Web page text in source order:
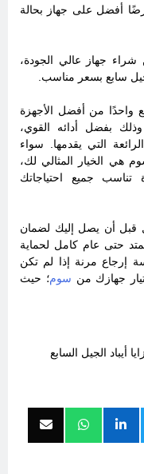
أفضل على جهاز بحالة
شراء جهاز عالي الجودة،
سابع بسعر مناسب.
واحدًا من أفضل الأجهزة
بفضل أدائه القوي،
التي يقدمها. سواء
هي الخيار المثالي لك،
جميع احتياجاتك
قبل أن يصل إليك لضمان
حتى عام كامل لحماية
إرجاع مرنة إذا لم تكن
جهازك من سوم؛ حيث
أيباد الجيل السابع